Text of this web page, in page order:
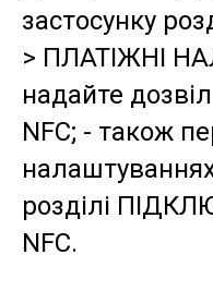
застосунку
> ПЛАТІЖНІ
надайте
NFC; - також
розділі
NFC.